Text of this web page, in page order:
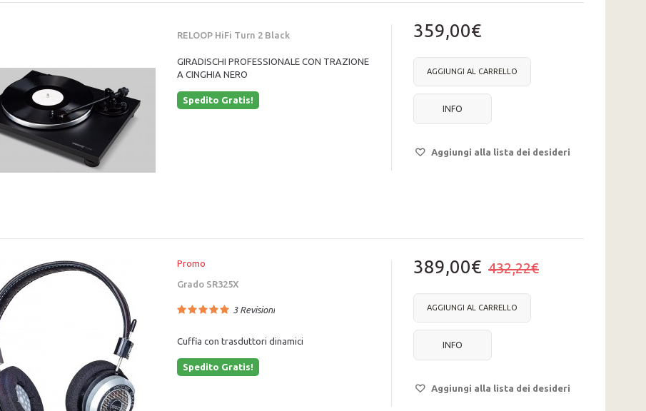
RELOOP HiFi Turn 2 Black
GIRADISCHI PROFESSIONALE CON TRAZIONE
A CINGHIA NERO
Spedito Gratis!
359,00€
AGGIUNGI AL CARRELLO
INFO
Aggiungi alla lista dei desideri
Promo
Grado SR325X
3Revisioni
Cuffia con trasduttori dinamici
Spedito Gratis!
389,00€ 432,22€
AGGIUNGI AL CARRELLO
INFO
Aggiungi alla lista dei desideri